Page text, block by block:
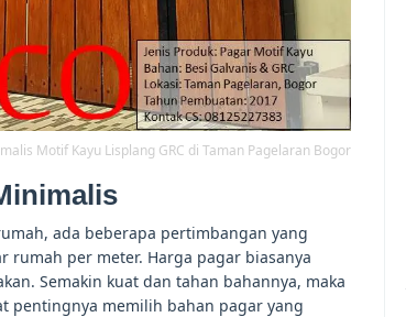
Motif Kayu Lisplang GRC di Taman Pagelaran Bogor
ada beberapa pertimbangan yang
per meter. Harga pagar biasanya
Semakin kuat dan tahan bahannya, maka
pentingnya memilih bahan pagar yang